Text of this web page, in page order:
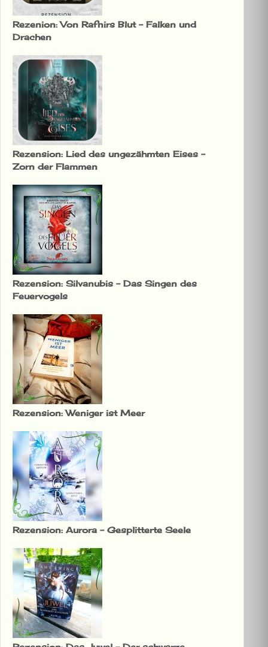
Rezenion: Von Rafnirs Blut – Falken und
Drachen
Rezension: Lied des ungezähmten Eises –
Zorn der Flammen
Rezension: Silvanubis – Das Singen des
Feuervogels
Rezension: Weniger ist Meer
Rezension: Aurora – Gesplitterte Seele